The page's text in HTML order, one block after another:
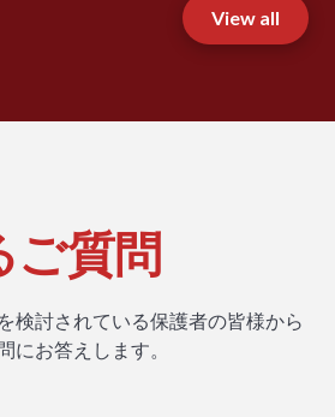
View all
ご質問
検討されている保護者の皆様から
にお答えします。